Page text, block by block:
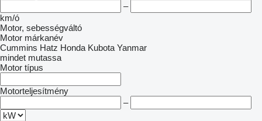
–
km/ó
Motor, sebességváltó
Motor márkanév
Cummins Hatz Honda Kubota Yanmar
mindet mutassa
Motor típus
Motorteljesítmény
–